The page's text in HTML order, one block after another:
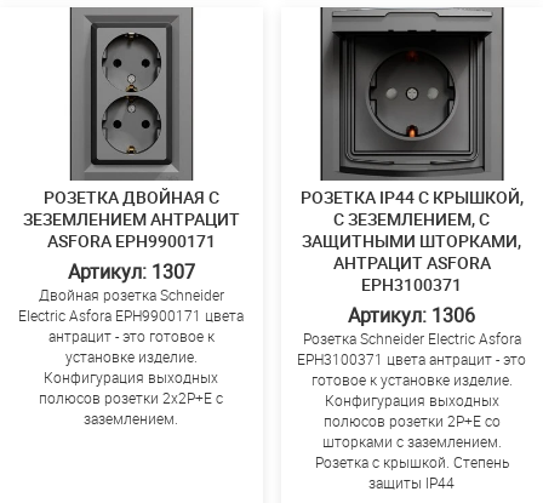
РОЗЕТКА ДВОЙНАЯ С
ЗЕЗЕМЛЕНИЕМ АНТРАЦИТ
ASFORA EPH9900171
Артикул: 1307
Двойная розетка Schneider
Electric Asfora EPH9900171 цвета
антрацит - это готовое к
установке изделие.
Конфигурация выходных
полюсов розетки 2x2P+Е с
заземлением.
РОЗЕТКА IP44 С КРЫШКОЙ,
С ЗЕЗЕМЛЕНИЕМ, С
ЗАЩИТНЫМИ ШТОРКАМИ,
АНТРАЦИТ ASFORA
EPH3100371
Артикул: 1306
Розетка Schneider Electric Asfora
EPH3100371 цвета антрацит - это
готовое к установке изделие.
Конфигурация выходных
полюсов розетки 2P+E со
шторками с заземлением.
Розетка с крышкой. Степень
защиты IP44